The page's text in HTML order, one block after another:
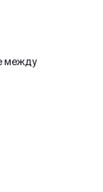
между